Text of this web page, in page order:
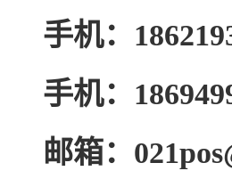
手机：
手机：
邮箱：